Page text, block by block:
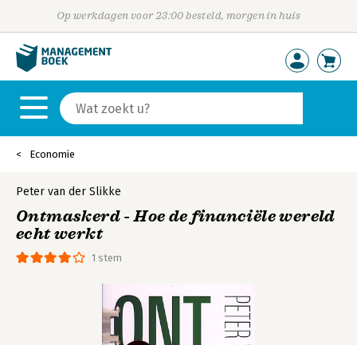
Op werkdagen voor 23:00 besteld, morgen in huis
Economie
1 stem
Peter van der Slikke
Ontmaskerd - Hoe de financiële wereld
echt werkt